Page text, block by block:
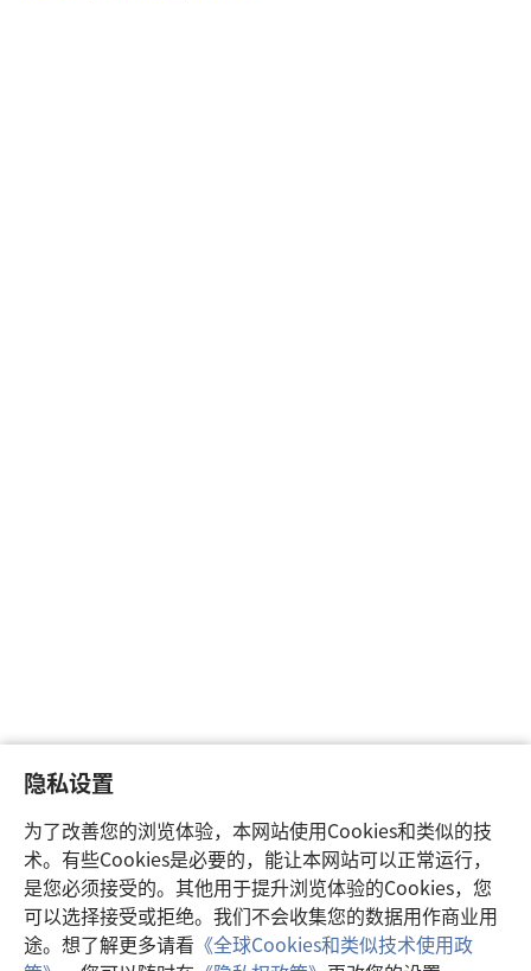
隐私设置
为了改善您的浏览体验，本网站使用Cookies和类似的技
术。有些Cookies是必要的，能让本网站可以正常运行，
是您必须接受的。其他用于提升浏览体验的Cookies，您
可以选择接受或拒绝。我们不会收集您的数据用作商业用
途。想了解更多请看 《全球Cookies和类似技术使用政